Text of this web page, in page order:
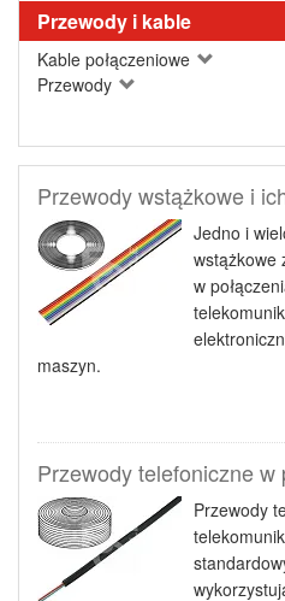
Przewody i kable
Kable połączeniowe
Przewody
Przewody wstążkowe i
Jedno i
wstążkowe
w
maszyn.
Przewody telefoniczne w
Przewody